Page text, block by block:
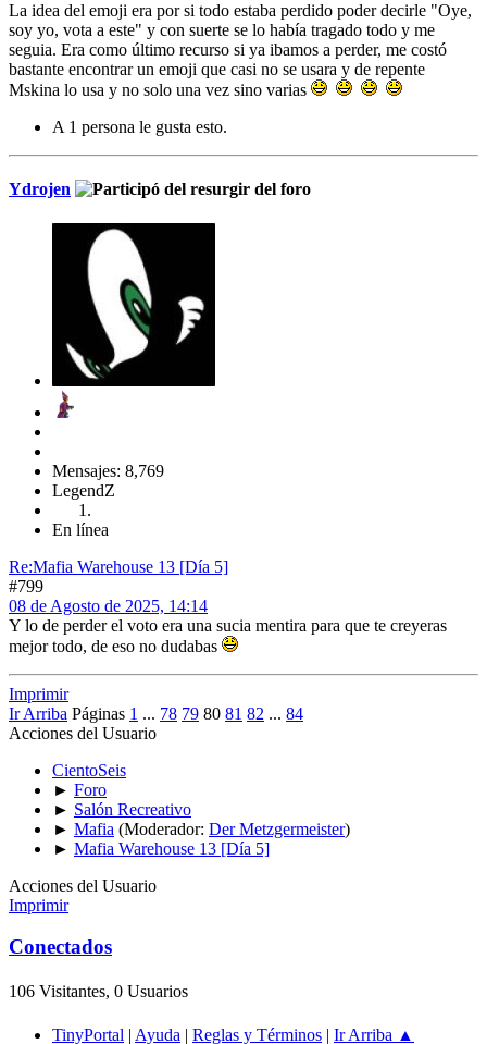
La idea del emoji era por si todo estaba perdido poder decirle "Oye,
soy yo, vota a este" y con suerte se lo había tragado todo y me
seguia. Era como último recurso si ya ibamos a perder, me costó
bastante encontrar un emoji que casi no se usara y de repente
Mskina lo usa y no solo una vez sino varias
A 1 persona le gusta esto.
Ydrojen
Mensajes: 8,769
LegendZ
En línea
Re:Mafia Warehouse 13 [Día 5]
#799
08 de Agosto de 2025, 14:14
Y lo de perder el voto era una sucia mentira para que te creyeras
mejor todo, de eso no dudabas
Imprimir
Ir Arriba Páginas 1 ... 78 79 80 81 82 ... 84
Acciones del Usuario
CientoSeis
► Foro
► Salón Recreativo
► Mafia (Moderador: Der Metzgermeister)
► Mafia Warehouse 13 [Día 5]
Acciones del Usuario
Imprimir
Conectados
106 Visitantes, 0 Usuarios
TinyPortal | Ayuda | Reglas y Términos | Ir Arriba ▲